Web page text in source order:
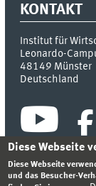
KONTAKT
Institut für
Leonardo-
48149 Münster
Deutschland
Diese Webseite
Diese Webseite
und das Besucher-